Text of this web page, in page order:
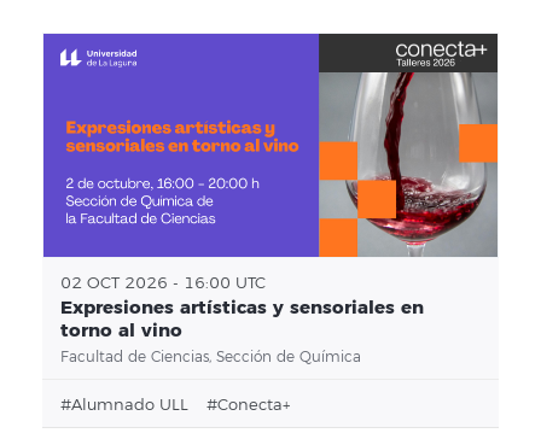
02 OCT 2026 - 16:00 UTC
Expresiones artísticas y sensoriales en
torno al vino
Facultad de Ciencias, Sección de Química
#alumnado ULL #conecta+